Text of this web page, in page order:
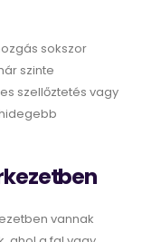
sokszor
szinte
szellőztetés vagy
vannak